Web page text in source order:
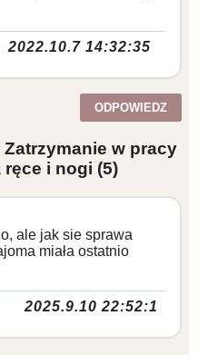
2022.10.7 14:32:35
ODPOWIEDZ
w pracy
ręce i nogi (5)
ale jak sie sprawa
miała ostatnio
2025.9.10 22:52:1